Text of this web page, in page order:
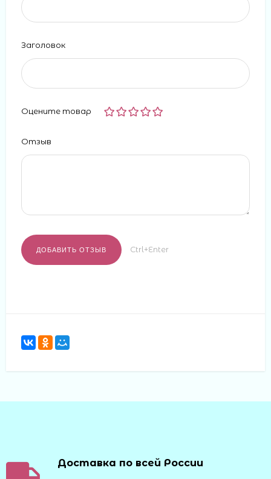
Заголовок
Оцените товар
Отзыв
Ctrl+Enter
Доставка по всей России